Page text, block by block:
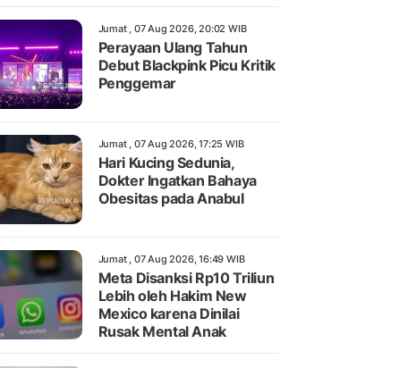
Jumat , 07 Aug 2026, 20:02 WIB
Perayaan Ulang Tahun
Debut Blackpink Picu Kritik
Penggemar
Jumat , 07 Aug 2026, 17:25 WIB
Hari Kucing Sedunia,
Dokter Ingatkan Bahaya
Obesitas pada Anabul
Jumat , 07 Aug 2026, 16:49 WIB
Meta Disanksi Rp10 Triliun
Lebih oleh Hakim New
Mexico karena Dinilai
Rusak Mental Anak